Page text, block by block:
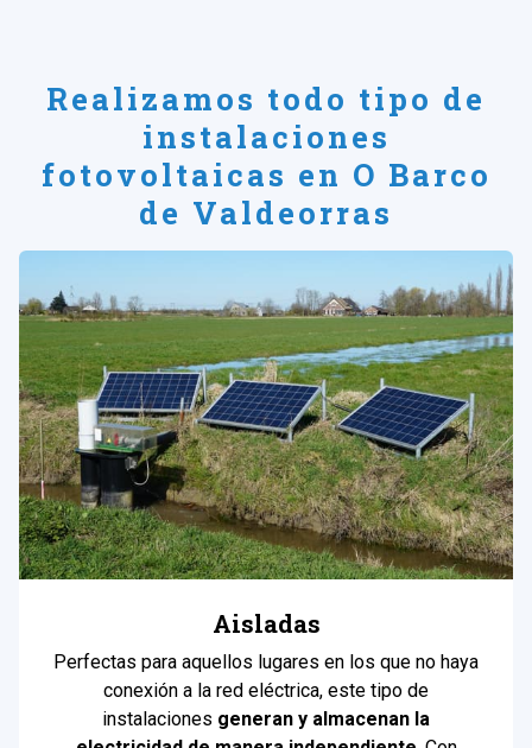
Realizamos todo tipo de
instalaciones
fotovoltaicas en O Barco
de Valdeorras
Aisladas
Perfectas para aquellos lugares en los que no haya
conexión a la red eléctrica, este tipo de
instalaciones generan y almacenan la